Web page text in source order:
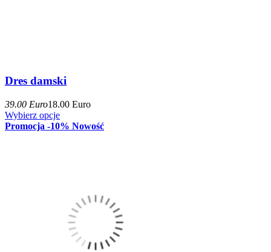
Dres damski
39.00 Euro18.00 Euro
Wybierz opcje
Promocja -10% Nowość